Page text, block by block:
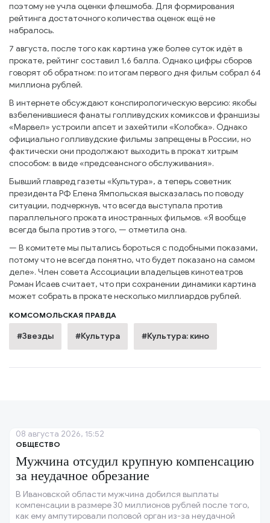
поэтому не учла оценки флешмоба. Для формирования
рейтинга достаточного количества оценок ещё не
набралось.
7 августа, после того как картина уже более суток идёт в
прокате, рейтинг составил 1,6 балла. Однако цифры сборов
говорят об обратном: по итогам первого дня фильм собрал 64
миллиона рублей.
В интернете обсуждают конспирологическую версию: якобы
взбеленившиеся фанаты голливудских комиксов и франшизы
«Марвел» устроили апсет и захейтили «Колобка». Однако
официально голливудские фильмы запрещены в России, но
фактически они продолжают выходить в прокат хитрым
способом: в виде «предсеансного обслуживания».
Бывший главред газеты «Культура», а теперь советник
президента РФ Елена Ямпольская высказалась по поводу
ситуации, подчеркнув, что всегда выступала против
параллельного проката иностранных фильмов. «Я вообще
всегда была против этого, — отметила она.
— В комитете мы пытались бороться с подобными показами,
потому что не всегда понятно, что будет показано на самом
деле». Член совета Ассоциации владельцев кинотеатров
Роман Исаев считает, что при сохранении динамики картина
может собрать в прокате несколько миллиардов рублей.
КОМСОМОЛЬСКАЯ ПРАВДА
#Звезды #Культура #Культура: кино
ОБЩЕСТВО
Мужчина отсудил крупную компенсацию
за неудачное обрезание
В Ивановской области мужчина добился выплаты
компенсации в размере 30 миллионов рублей после того,
как ему ампутировали половой орган из-за неудачной
08 августа 2026, 15:52